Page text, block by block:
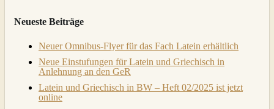
Neueste Beiträge
Neuer Omnibus-Flyer für das Fach Latein erhältlich
Neue Einstufungen für Latein und Griechisch in
Anlehnung an den GeR
Latein und Griechisch in BW – Heft 02/2025 ist jetzt
online